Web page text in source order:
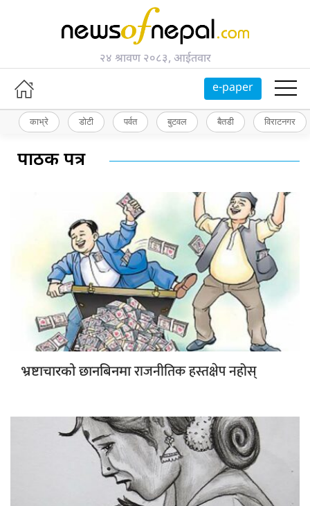
२४ श्रावण २०८३, आईतवार
e-paper
काभ्रे डोटी पर्वत बुटवल बैतडी विराटनगर
पाठक पत्र
भ्रष्टाचारको छानबिनमाराजनीतिक हस्तक्षेप नहोस्